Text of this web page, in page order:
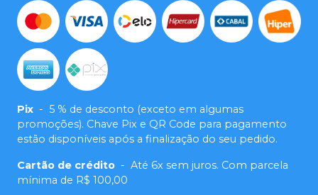
Pix - 5 % de desconto (exceto em algumas
promoções). Chave Pix e QR Code para pagamento
estão disponíveis após a finalização do seu pedido.
Cartão de crédito - Até 6x sem juros. Com parcela
mínima de R$ 100,00